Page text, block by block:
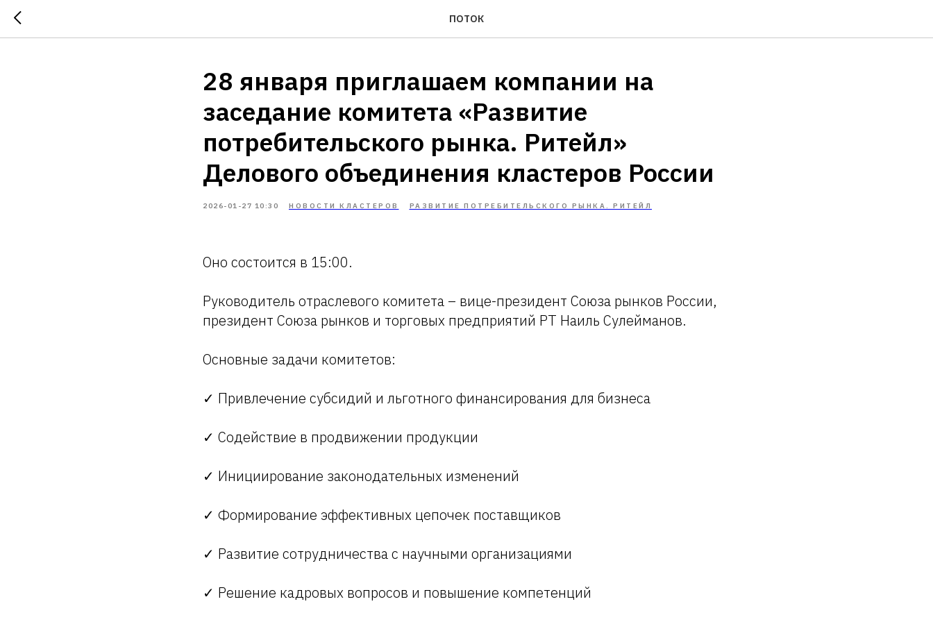
ПОТОК
28 января приглашаем компании на
заседание комитета «Развитие
потребительского рынка. Ритейл»
Делового объединения кластеров России
2026-01-27 10:30 НОВОСТИ КЛАСТЕРОВ РАЗВИТИЕ ПОТРЕБИТЕЛЬСКОГО РЫНКА. РИТЕЙЛ
Оно состоится в 15:00.
Руководитель отраслевого комитета – вице-президент Союза рынков России,
президент Союза рынков и торговых предприятий РТ Наиль Сулейманов.
Основные задачи комитетов:
✓ Привлечение субсидий и льготного финансирования для бизнеса
✓ Содействие в продвижении продукции
✓ Инициирование законодательных изменений
✓ Формирование эффективных цепочек поставщиков
✓ Развитие сотрудничества с научными организациями
✓ Решение кадровых вопросов и повышение компетенций